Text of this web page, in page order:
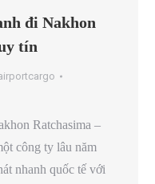
đi Nakhon
tín
Ratchasima –
công ty lâu năm
nhanh quốc tế với